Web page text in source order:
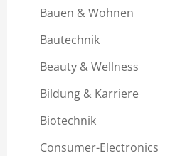
Bauen & Wohnen
Bautechnik
Beauty & Wellness
Bildung & Karriere
Biotechnik
Consumer-Electronics